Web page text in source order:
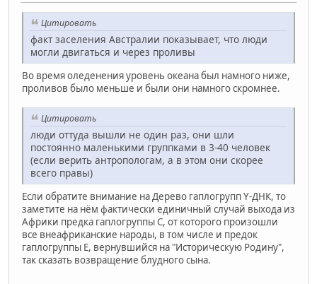
Цитировать
факт заселения Австралии показывает, что люди
могли двигаться и через проливы
Во время оледенения уровень океана был намного ниже,
проливов было меньше и были они намного скромнее.
Цитировать
люди оттуда вышли не один раз, они шли
постоянно маленькими группками в 3-40 человек
(если верить антропологам, а в этом они скорее
всего правы)
Если обратите внимание на Дерево гаплогрупп Y-ДНК, то
заметите на нём фактически единичный случай выхода из
Африки предка гаплогруппы С, от которого произошли
все внеафриканские народы, в том числе и предок
гаплогруппы Е, вернувшийся на "Историческую Родину",
так сказать возвращение блудного сына.